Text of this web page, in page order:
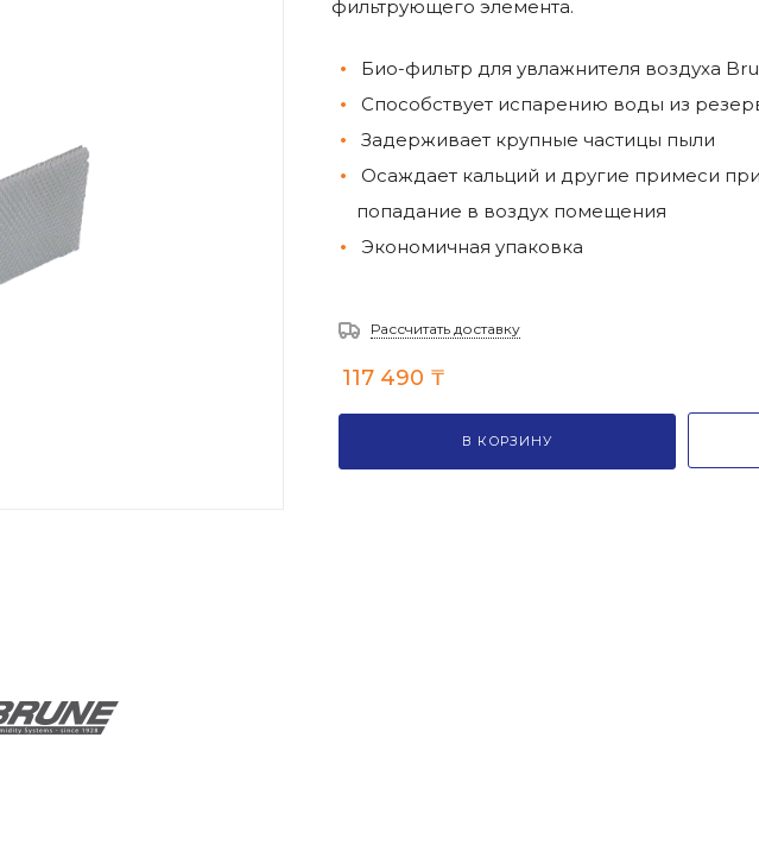
фильтрующего элемента.
Био-фильтр для увлажнителя воздуха
Способствует испарению воды из
Задерживает крупные частицы пыли
Осаждает кальций и другие примеси
попадание в воздух помещения
Экономичная упаковка
Рассчитать доставку
117 490 ₸
В КОРЗИНУ